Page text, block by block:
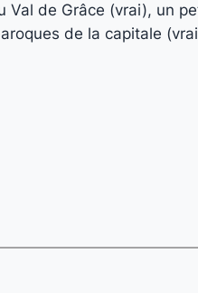
Val de Grâce (vrai), un
de la capitale